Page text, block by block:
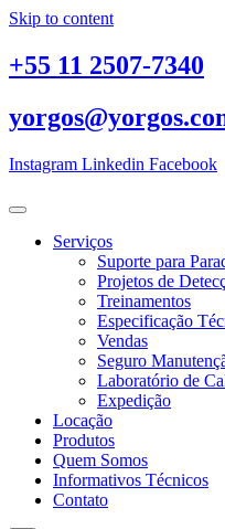
Skip to content
+55 11 2507-7340
Instagram Linkedin Facebook
Serviços
Suporte para
Projetos de
Treinamentos
Especificação
Vendas
Seguro
Laboratório de
Expedição
Locação
Produtos
Quem Somos
Informativos Técnicos
Contato